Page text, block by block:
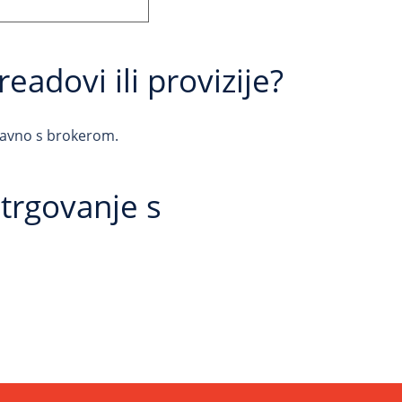
ili provizije?
s brokerom.
s